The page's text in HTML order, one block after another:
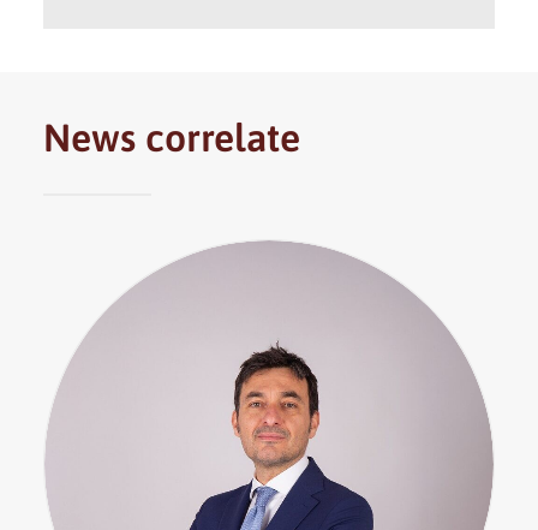
News correlate